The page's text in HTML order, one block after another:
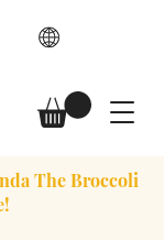
The Broccoli